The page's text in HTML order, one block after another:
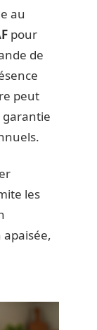
au
pour
de
peut
garantie
les